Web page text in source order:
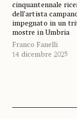
cinquantennale
dell’artista
impegnato in un
mostre in Umbria
Franco Fanelli
14 dicembre 2025